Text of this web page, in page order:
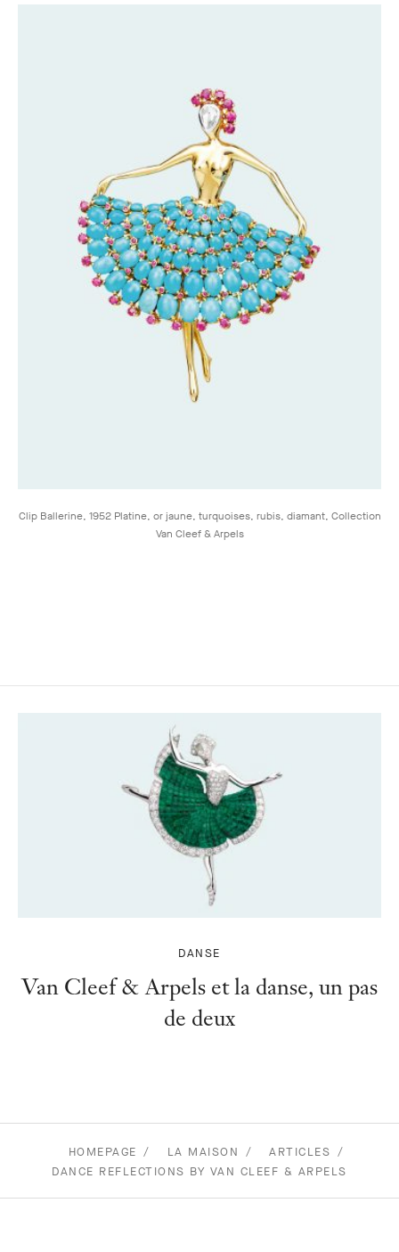
Clip Ballerine, 1952 Platine, or jaune, turquoises, rubis, diamant, Collection
Van Cleef & Arpels
DANSE
Van Cleef & Arpels et la danse, un pas
de deux
HOMEPAGE LA MAISON
ARTICLES
DANCE REFLECTIONS BY VAN CLEEF & ARPELS